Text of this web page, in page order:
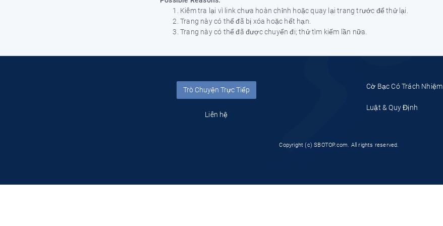
Kiêm tra lại vì link chưa hoàn chỉnh hoặc quay lại trang trước để thử lại.
Trang này có thể đã bị xóa hoặc hết hạn.
Trang này có thể đã được chuyển đi; thử tìm kiếm lần nữa.
Trò Chuyện Trực Tiếp
Liên hệ
Cờ Bạc Có Trách Nhiệm
Luật & Quy Định
Copyright (c) SBOTOP.com. All rights reserved.